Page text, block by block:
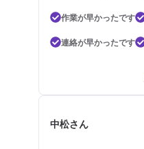
作業が早かったです
連絡が早かったです
中松さん